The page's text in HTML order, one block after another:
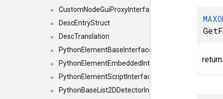
► CustomNodeGuiProxyInterface
► DescEntryStruct
► DescTranslation
► PythonElementBaseInterface
► PythonElementEmbeddedInterface
► PythonElementScriptInterface
► PythonBaseList2DDetectorInterface